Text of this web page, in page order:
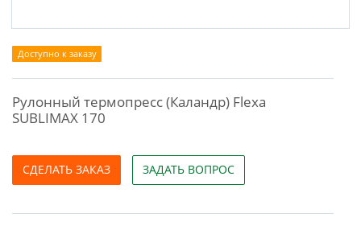
Доступно к заказу
Рулонный термопресс (Каландр) Flexa
SUBLIMAX 170
СДЕЛАТЬ ЗАКАЗ ЗАДАТЬ ВОПРОС